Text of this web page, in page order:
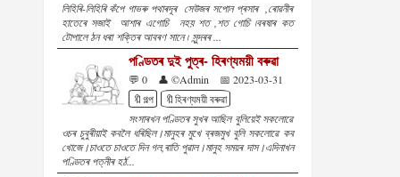
লিহিৰি-লিহিৰি কঁপে গাভৰু পথাৰদূৰ সেউজৰ সপোন প্ৰসাৰ ,ৰোৱনীৰ
হাতেৰে সজাই আশাৰ এগোচি নহয় শত ,শত গোচি ৷বৰষাৰ কত
টোপালে ঠন ধৰা শক্তিৰ আবৰণ সানে ৷ সুন্দৰৰ ...
পণ্ডিতৰ দুই পুত্ৰ- হিৰণ্যময়ী বৰুৱা
💬 0 👤 ©Admin
📅 2023-03-31
🔖গল্প
🔖হিৰণ্যময়ী বৰুৱা
সংসাৰখন পণ্ডিতৰ সুখৰ আছিল বুলিয়েই সকলোৱে
ওচৰ চুবুৰীয়াই কবলৈ ধৰিছিল।মানুহৰ মুখে ব্ৰজমুখ বুলি সকলোৱে কব
খোজে।চাওতে চাওতে দিন গল,ৰাতি পুৱাল।মানুহ সময়ৰ দাস।এদিনাখন
পণ্ডিতৰ পত্নীৰ হৰ্ঠ...